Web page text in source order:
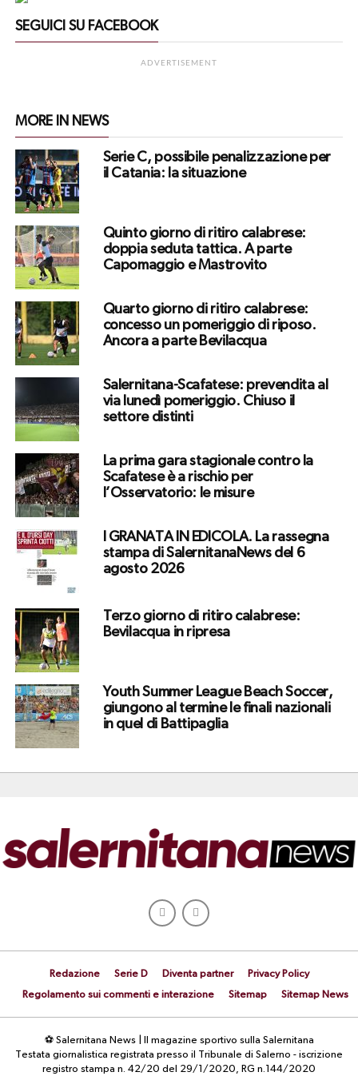
SEGUICI SU FACEBOOK
ADVERTISEMENT
MORE IN NEWS
Serie C, possibile penalizzazione per
il Catania: la situazione
Quinto giorno di ritiro calabrese:
doppia seduta tattica. A parte
Capomaggio e Mastrovito
Quarto giorno di ritiro calabrese:
concesso un pomeriggio di riposo.
Ancora a parte Bevilacqua
Salernitana-Scafatese: prevendita al
via lunedì pomeriggio. Chiuso il
settore distinti
La prima gara stagionale contro la
Scafatese è a rischio per
l’Osservatorio: le misure
I GRANATA IN EDICOLA. La rassegna
stampa di SalernitanaNews del 6
agosto 2026
Terzo giorno di ritiro calabrese:
Bevilacqua in ripresa
Youth Summer League Beach Soccer,
giungono al termine le finali nazionali
in quel di Battipaglia
Redazione Serie D Diventa partner
Privacy Policy
Regolamento sui commenti e interazione
Sitemap Sitemap News
⚽ Salernitana News | Il magazine sportivo sulla Salernitana
Testata giornalistica registrata presso il Tribunale di Salerno - iscrizione
registro stampa n. 42/20 del 29/1/2020, RG n.144/2020